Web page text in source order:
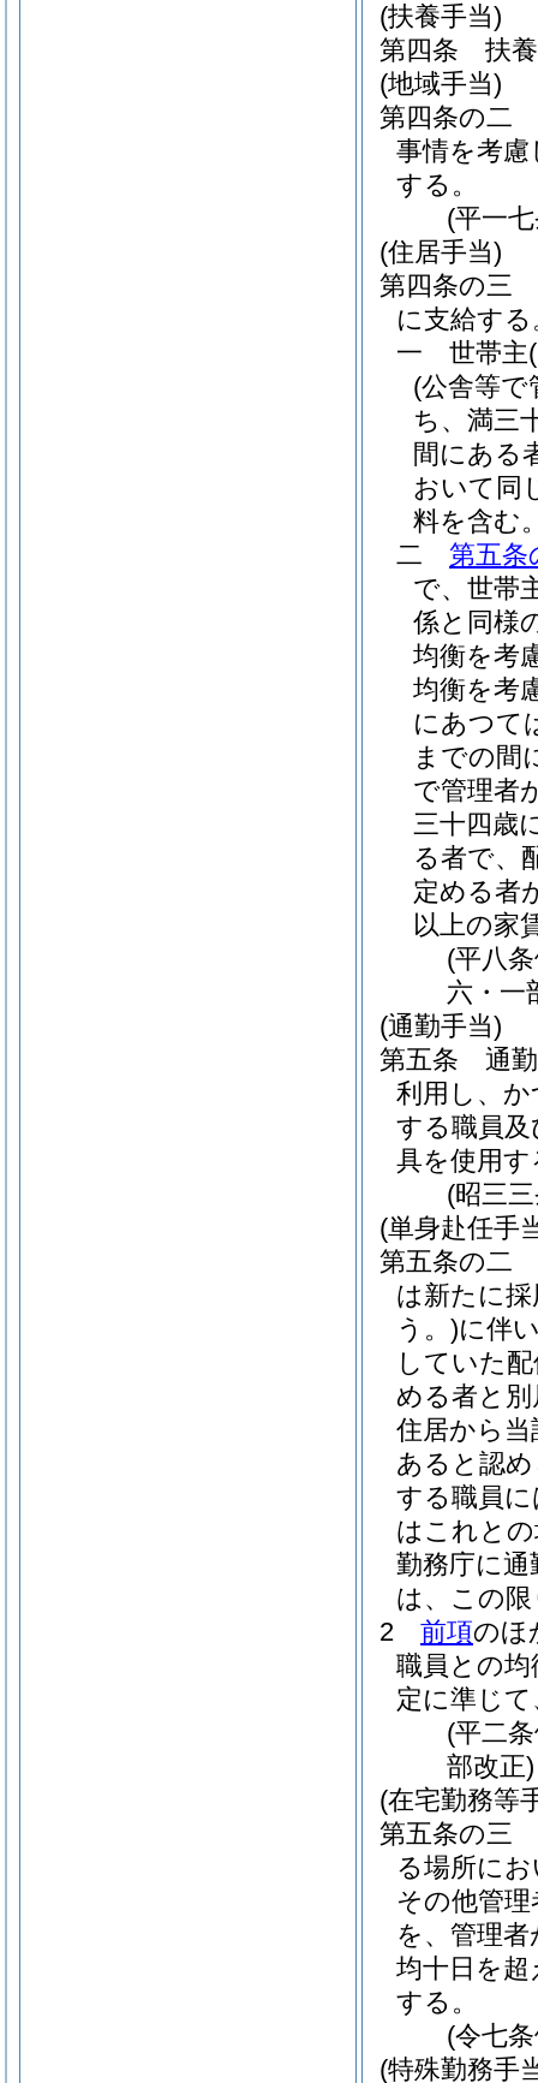
(扶養手当)
第四条
扶
(地域手当)
第四条の二
事情を考
する。
(平一
(住居手当)
第四条の三
に支給する
一
世帯主
(公舎等
ち、満三
間にある
おいて同
料を含む
二
第五条
で、世帯
係と同様
均衡を考
均衡を考
にあつて
までの間
で管理者
三十四歳
る者で、
定める者
以上の家
(平八
六・一
(通勤手当)
第五条
通
利用し、
する職員
具を使用
(昭三
(単身赴任手
第五条の二
は新たに
う。)に伴
していた
める者と
住居から
あると認
する職員
はこれと
勤務庁に
は、この
2
前項のほ
職員との
定に準じ
(平二
部改正)
(在宅勤務等
第五条の三
る場所に
その他管
を、管理
均十日を
する。
(令七
(特殊勤務手